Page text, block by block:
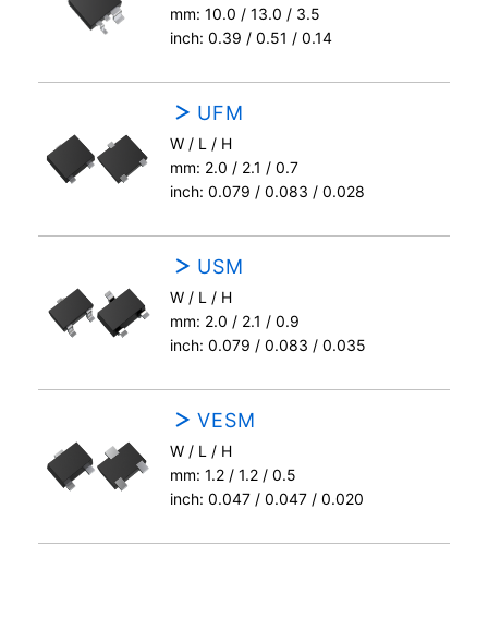
mm: 10.0 / 13.0 / 3.5
inch: 0.39 / 0.51 / 0.14
UFM
W / L / H
mm: 2.0 / 2.1 / 0.7
inch: 0.079 / 0.083 / 0.028
USM
W / L / H
mm: 2.0 / 2.1 / 0.9
inch: 0.079 / 0.083 / 0.035
VESM
W / L / H
mm: 1.2 / 1.2 / 0.5
inch: 0.047 / 0.047 / 0.020